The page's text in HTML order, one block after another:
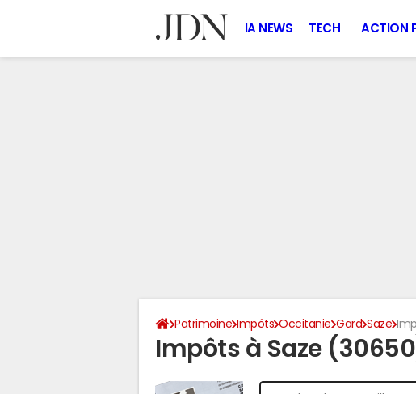
IA NEWS TECH ACTION
Patrimoine Impôts Occitanie Gard Saze
Impôts à Saze